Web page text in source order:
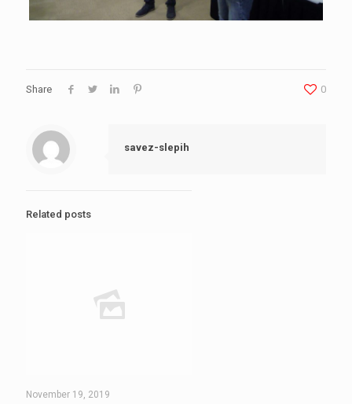
Share 0
savez-slepih
Related posts
November 19, 2019